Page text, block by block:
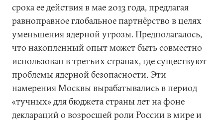
срока ее действия в мае 2013 года, предлагая
равноправное глобальное партнёрство в целях
уменьшения ядерной угрозы. Предполагалось,
что накопленный опыт может быть совместно
использован в третьих странах, где существуют
проблемы ядерной безопасности. Эти
намерения Москвы вырабатывались в период
«тучных» для бюджета страны лет на фоне
деклараций о возросшей роли России в мире и